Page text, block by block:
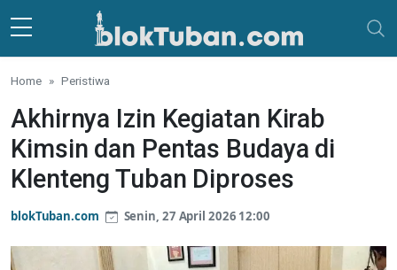
Skip to main content
Home Peristiwa
Akhirnya Izin Kegiatan Kirab
Kimsin dan Pentas Budaya di
Klenteng Tuban Diproses
blokTuban.com Senin, 27 April 2026 12:00